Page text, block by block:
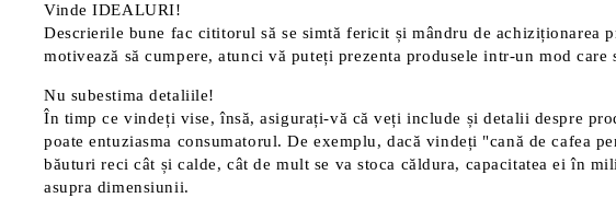
Vinde IDEALURI!
Descrierile bune fac cititorul să se simtă fericit și mândru de
motivează să cumpere, atunci vă puteți prezenta produsele intr-un mod care
Nu subestima detaliile!
În timp ce vindeți vise, însă, asigurați-vă că veți include și detalii despre
poate entuziasma consumatorul. De exemplu, dacă vindeți "cană de cafea
băuturi reci cât și calde, cât de mult se va stoca căldura, capacitatea ei în
asupra dimensiunii.